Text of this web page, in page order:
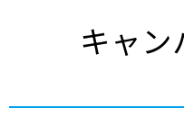
キャン